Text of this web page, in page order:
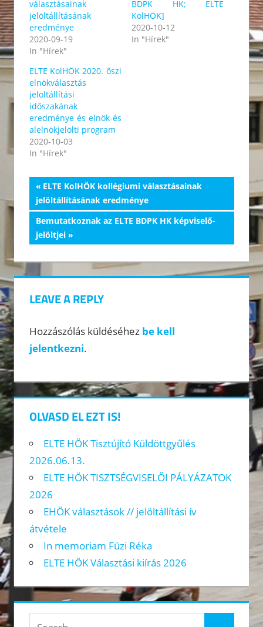
választásainak
jelöltállításának
eredménye
2020-09-19
In "Hírek"
BDPK HK; ELTE
KolHÖK]
2020-10-12
In "Hírek"
ELTE KolHÖK 2020. őszi
elnökválasztás
jelöltállítási
időszakának
eredménye és elnök-és
alelnökjelölti program
2020-10-03
In "Hírek"
Bejegyzés
navigáció
Previous
Post:
ELTE KolHÖK kollégiumi választásainak
jelöltállításának eredménye
Next
Post:
Bemutatkoznak az ELTE BDPK HK képviselő-
jelöltjei
LEAVE A REPLY
Hozzászólás küldéséhez be kell
jelentkezni.
OLVASD EL EZT IS!
ELTE HÖK Tisztújító Küldöttgyűlés
2026.06.13.
ELTE HÖK TISZTSÉGVISELŐI PÁLYÁZATOK
2026
EHÖK választások // jelöltállítási ív
átvétele
In memoriam Füzi Réka
ELTE HÖK Választási kiírás 2026
Search